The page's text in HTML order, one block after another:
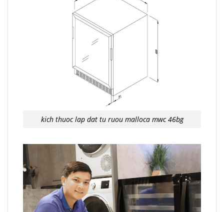
kich thuoc lap dat tu ruou malloca mwc 46bg